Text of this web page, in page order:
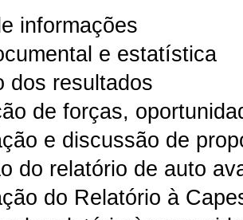
informações
e estatística
dos resultados
de forças,
e discussão de
do relatório de auto
do Relatório à